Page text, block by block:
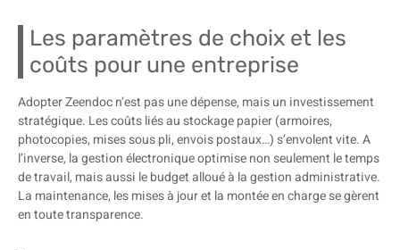
Les paramètres de choix et les
coûts pour une entreprise
Adopter Zeendoc n’est pas une dépense, mais un investissement
stratégique. Les coûts liés au stockage papier (armoires,
photocopies, mises sous pli, envois postaux…) s’envolent vite. A
l’inverse, la gestion électronique optimise non seulement le temps
de travail, mais aussi le budget alloué à la gestion administrative.
La maintenance, les mises à jour et la montée en charge se gèrent
en toute transparence.